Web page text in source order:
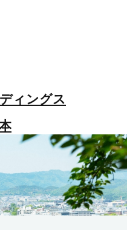
ィングス